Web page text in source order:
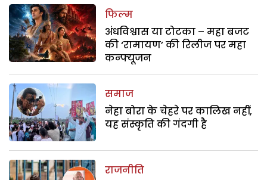
फिल्म
अंधविश्वास या टोटका – महा बजट
की ‘रामायण’ की रिलीज पर महा
कन्फ्यूजन
समाज
नेहा बोरा के चेहरे पर कालिख नहीं,
यह संस्कृति की गंदगी है
राजनीति